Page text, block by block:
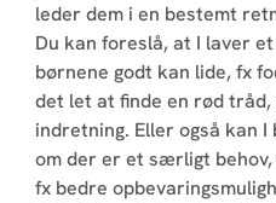
leder dem i en bestemt
Du kan foreslå, at I laver
børnene godt kan lide, fx
det let at finde en rød
indretning. Eller også kan
om der er et særligt
fx bedre